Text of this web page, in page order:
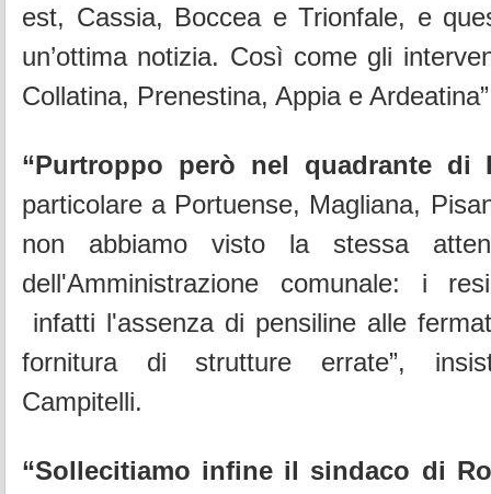
est, Cassia, Boccea e Trionfale, e
un’ottima notizia. Così come gli
Collatina, Prenestina, Appia e
“Purtroppo però nel quadrante di
particolare a Portuense, Magliana,
non abbiamo visto la stessa
dell'Amministrazione comunale: i
infatti l'assenza di pensiline alle
fornitura di strutture errate”,
Campitelli.
“Sollecitiamo infine il sindaco di